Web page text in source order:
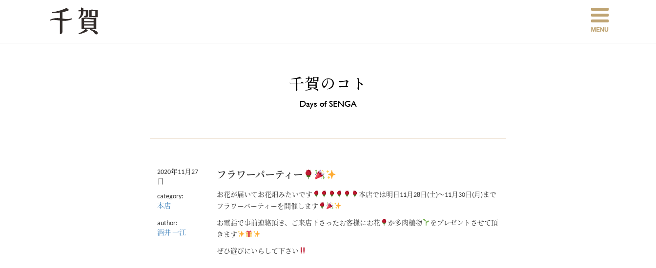
フラワーパーティー
お花が届いてお花畑みたいです
本店では明日11月28日(土)～11月30日(月)まで
フラワーパーティーを開催します
お電話で事前連絡頂き、ご来店下さったお客様にお花 か多肉植物
をプレゼントさせて頂
きます
ぜひ遊びにいらして下さい
2020年11月27
日
category:
本店
author:
酒井 一江